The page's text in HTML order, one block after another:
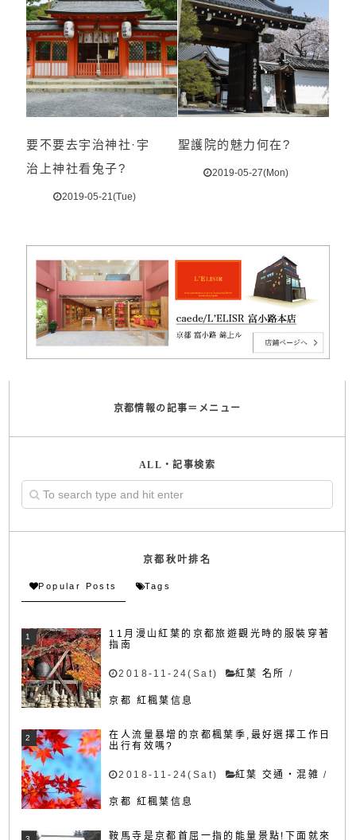
要不要去宇治神社·宇
治上神社看兔子?
2019-05-21(Tue)
聖護院的魅力何在?
2019-05-27(Mon)
京都情報の記事＝メニュー
ALL・記事検索
京都秋叶排名
Popular Posts Tags
11月漫山紅葉的京都旅遊觀光時的服裝穿著
指南
2018-11-24(Sat) 紅葉 名所 /
京都 紅楓葉信息
在人流量暴增的京都楓葉季,最好選擇工作日
出行有效嗎?
2018-11-24(Sat) 紅葉 交通・混雑 /
京都 紅楓葉信息
鞍馬寺是京都首屈一指的能量景點!下面就來